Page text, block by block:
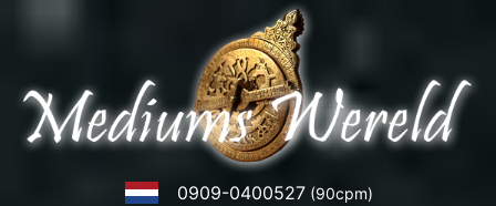
0909-0400527 (90cpm)